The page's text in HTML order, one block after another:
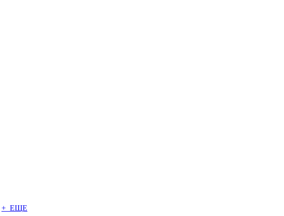
+ ЕЩЕ